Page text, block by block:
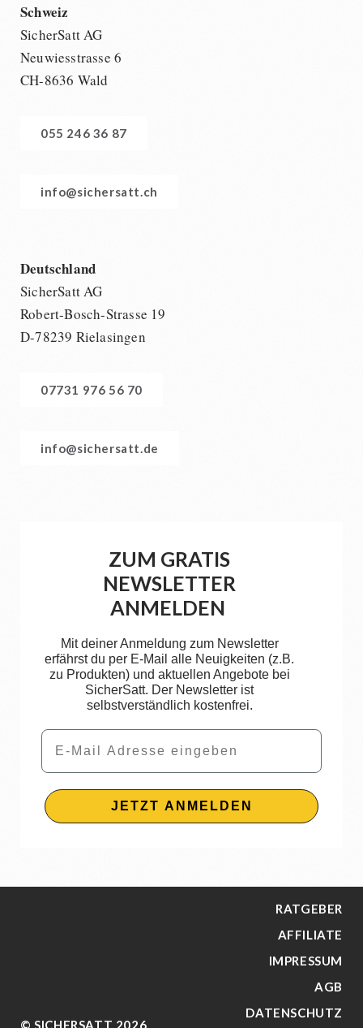
Schweiz
SicherSatt AG
Neuwiesstrasse 6
CH-8636 Wald
055 246 36 87
info@sichersatt.ch
Deutschland
SicherSatt AG
Robert-Bosch-Strasse 19
D-78239 Rielasingen
07731 976 56 70
info@sichersatt.de
ZUM GRATIS
NEWSLETTER
ANMELDEN
Mit deiner Anmeldung zum Newsletter
erfährst du per E-Mail alle Neuigkeiten (z.B.
zu Produkten) und aktuellen Angebote bei
SicherSatt. Der Newsletter ist
selbstverständlich kostenfrei.
Email
JETZT ANMELDEN
© SICHERSATT 2026
RATGEBER
AFFILIATE
IMPRESSUM
AGB
DATENSCHUTZ